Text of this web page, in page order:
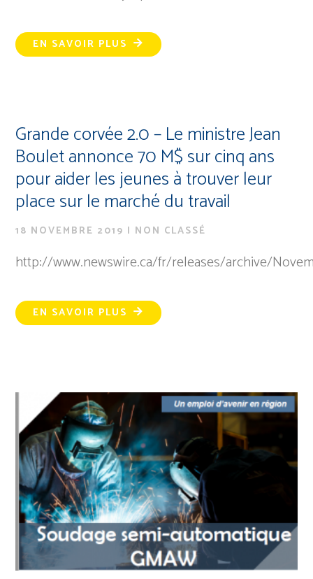
EN SAVOIR PLUS
Grande corvée 2.0 – Le ministre Jean
Boulet annonce 70 M$ sur cinq ans
pour aider les jeunes à trouver leur
place sur le marché du travail
18 NOVEMBRE 2019 | NON CLASSÉ
http://www.newswire.ca/fr/releases/archive/
EN SAVOIR PLUS